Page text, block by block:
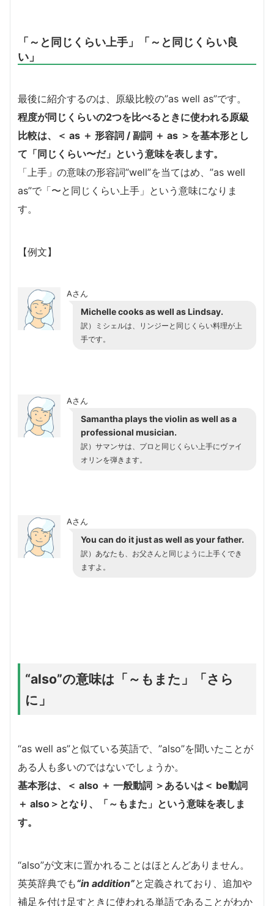
「～と同じくらい上手」「～と同じくらい良
い」
最後に紹介するのは、原級比較の”as well as”です。
程度が同じくらいの2つを比べるときに使われる原級
比較は、＜ as ＋ 形容詞 / 副詞 ＋ as ＞を基本形とし
て「同じくらい〜だ」という意味を表します。
「上手」の意味の形容詞”well”を当てはめ、”as well
as”で「〜と同じくらい上手」という意味になりま
す。
【例文】
Aさん
Michelle cooks as well as Lindsay.
訳）ミシェルは、リンジーと同じくらい料理が上
手です。
Aさん
Samantha plays the violin as well as a
professional musician.
訳）サマンサは、プロと同じくらい上手にヴァイ
オリンを弾きます。
Aさん
You can do it just as well as your father.
訳）あなたも、お父さんと同じように上手くでき
ますよ。
“also”の意味は「～もまた」「さら
に」
“as well as”と似ている英語で、”also”を聞いたことが
ある人も多いのではないでしょうか。
基本形は、＜ also ＋ 一般動詞 ＞あるいは＜ be動詞
＋ also＞となり、「～もまた」という意味を表しま
す。
“also”が文末に置かれることはほとんどありません。
英英辞典でも“in addition”と定義されており、追加や
補足を付け足すときに使われる単語であることがわか